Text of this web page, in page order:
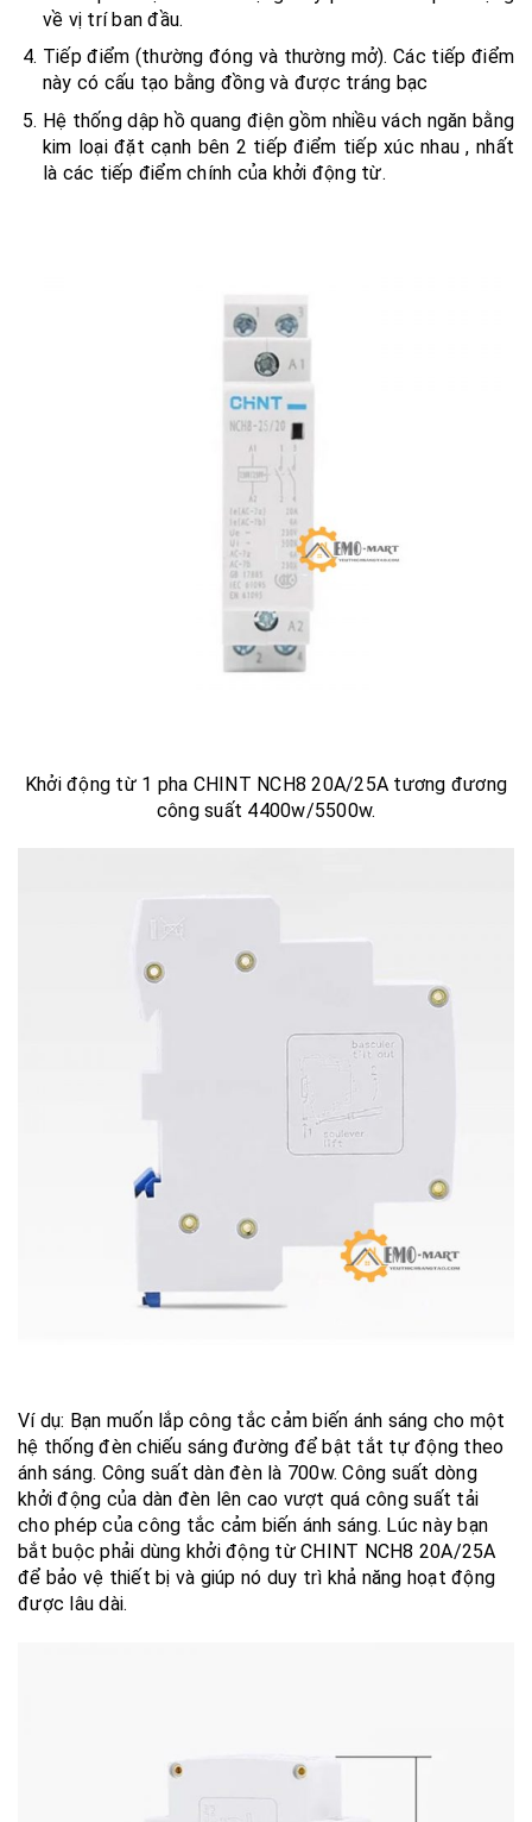
về vị trí ban đầu.
Tiếp điểm (thường đóng và thường mở). Các tiếp điểm
này có cấu tạo bằng đồng và được tráng bạc
Hệ thống dập hồ quang điện gồm nhiều vách ngăn bằng
kim loại đặt cạnh bên 2 tiếp điểm tiếp xúc nhau , nhất
là các tiếp điểm chính của khởi động từ.
Khởi động từ 1 pha CHINT NCH8 20A/25A tương đương
công suất 4400w/5500w.
Ví dụ: Bạn muốn lắp công tắc cảm biến ánh sáng cho một
hệ thống đèn chiếu sáng đường để bật tắt tự động theo
ánh sáng. Công suất dàn đèn là 700w. Công suất dòng
khởi động của dàn đèn lên cao vượt quá công suất tải
cho phép của công tắc cảm biến ánh sáng. Lúc này bạn
bắt buộc phải dùng khởi động từ CHINT NCH8 20A/25A
để bảo vệ thiết bị và giúp nó duy trì khả năng hoạt động
được lâu dài.